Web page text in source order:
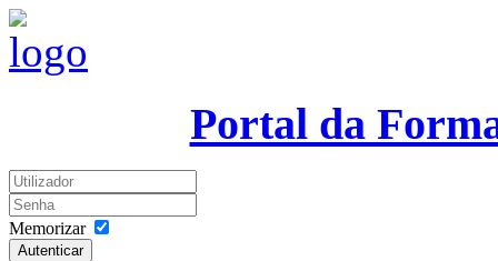
Portal da
Memorizar
Autenticar